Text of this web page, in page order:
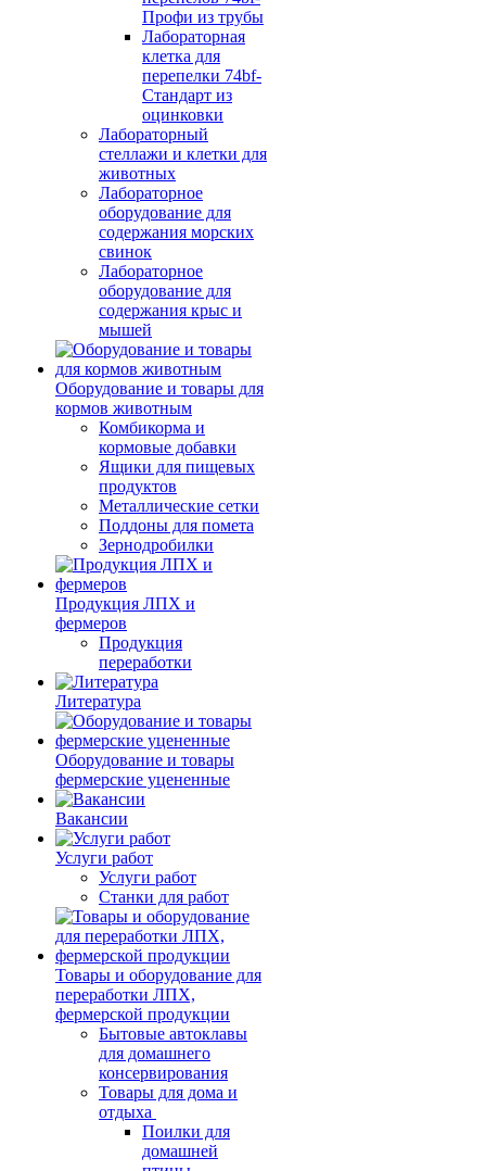
Профи из трубы
Лабораторная
клетка для
перепелки 74bf-
Стандарт из
оцинковки
Лабораторный
стеллажи и клетки для
животных
Лабораторное
оборудование для
содержания морских
свинок
Лабораторное
оборудование для
содержания крыс и
мышей
Оборудование и товары для
кормов животным
Комбикорма и
кормовые добавки
Ящики для пищевых
продуктов
Металлические сетки
Поддоны для помета
Зернодробилки
Продукция ЛПХ и
фермеров
Продукция
переработки
Литература
Оборудование и товары
фермерские уцененные
Вакансии
Услуги работ
Услуги работ
Станки для работ
Товары и оборудование для
переработки ЛПХ,
фермерской продукции
Бытовые автоклавы
для домашнего
консервирования
Товары для дома и
отдыха
Поилки для
домашней